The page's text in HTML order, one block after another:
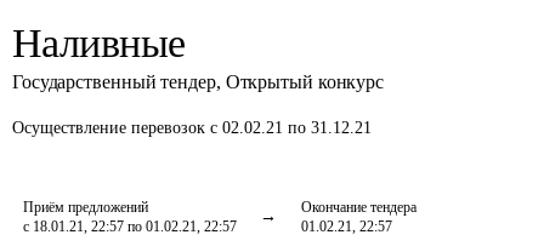
Наливные
Государственный тендер, Открытый конкурс
Осуществление перевозок с 02.02.21 по 31.12.21
Приём предложений
с 18.01.21, 22:57 по 01.02.21, 22:57
Окончание тендера
01.02.21, 22:57